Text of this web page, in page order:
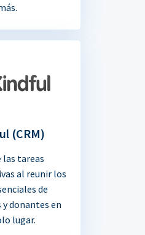
(CRM)
las tareas
al reunir los
de
donantes en
lugar.